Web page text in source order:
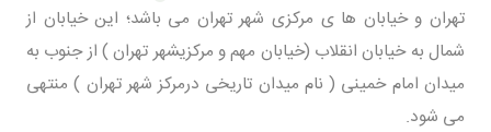
تهران و خیابان ها ی مرکزی شهر تهران می باشد؛ این خیابان از
شمال به خیابان انقلاب (خیابان مهم و مرکزیشهر تهران ) از جنوب به
میدان امام خمینی ( نام میدان تاریخی درمرکز شهر تهران ) منتهی
می شود.